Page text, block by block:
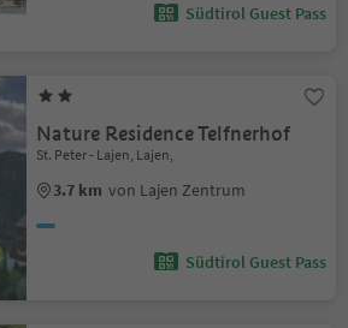
Südtirol Guest Pass
Nature Residence Telfnerhof
St. Peter - Lajen, Lajen,
3.7 km von Lajen Zentrum
Südtirol Guest Pass